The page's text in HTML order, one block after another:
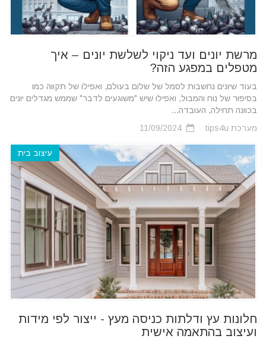
מרשת יונים ועד ניקוי לשלשת יונים – איך
מטפלים במפגע הזה?
בעוד שיונים נחשבות לסמל של שלום בעולם, ואפילו של תקווה כמו
בסיפור של נוח והמבול, ואפילו שיש "משוגעים לדבר" שממש מגדלים יונים
בכוונה תחילה, העובדה...
מערכת tips4u
11/09/2024
עיצוב בית
חלונות עץ ודלתות כניסה מעץ - ייצור לפי מידות
ועיצוב בהתאמה אישית